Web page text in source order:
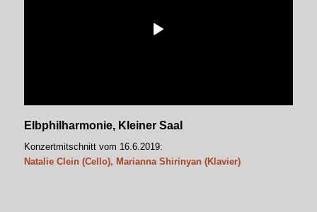
Elbphilharmonie, Kleiner Saal
Konzertmitschnitt vom 16.6.2019:
Natalie Clein (Cello), Marianna Shirinyan (Klavier)